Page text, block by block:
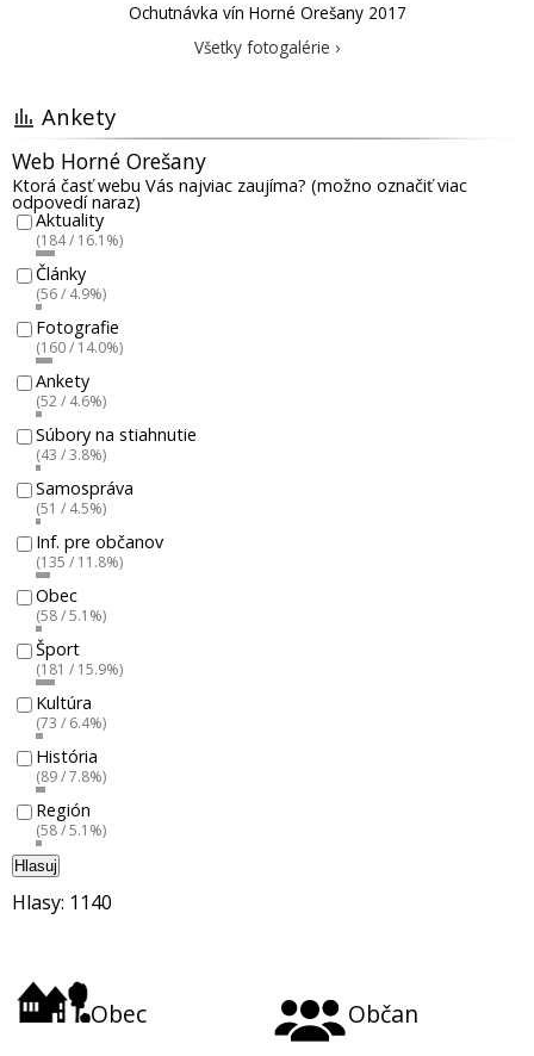
Ochutnávka vín Horné Orešany 2017
Všetky fotogalérie ›
Ankety
Web Horné Orešany
Ktorá časť webu Vás najviac zaujíma? (možno označiť viac
odpovedí naraz)
Aktuality
(184 / 16.1%)
Články
(56 / 4.9%)
Fotografie
(160 / 14.0%)
Ankety
(52 / 4.6%)
Súbory na stiahnutie
(43 / 3.8%)
Samospráva
(51 / 4.5%)
Inf. pre občanov
(135 / 11.8%)
Obec
(58 / 5.1%)
Šport
(181 / 15.9%)
Kultúra
(73 / 6.4%)
História
(89 / 7.8%)
Región
(58 / 5.1%)
Hlasuj
Hlasy: 1140
Obec Občan